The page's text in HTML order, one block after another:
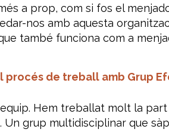
a prop, com si fos el
nos amb aquesta
també funciona com a
procés de treball amb Grup
Hem treballat molt la
Un grup multidisciplinar que